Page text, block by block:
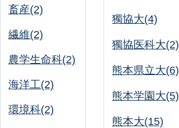
畜産(2)
繊維(2)
農学生命科(2)
海洋工(2)
環境科(2)
獨協大(4)
獨協医科大(2)
熊本県立大(6)
熊本学園大(5)
熊本大(15)